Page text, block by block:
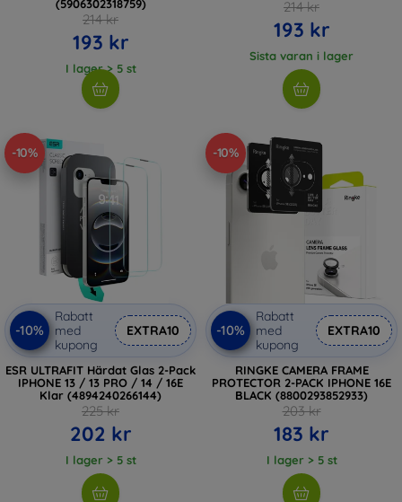
(5906302318759)
214 kr
193 kr
I lager > 5 st
214 kr
193 kr
Sista varan i lager
-10%
-10%
Rabatt
med
kupong
EXTRA10
ESR ULTRAFIT Härdat Glas 2-Pack
IPHONE 13 / 13 PRO / 14 / 16E
Klar (4894240266144)
225 kr
202 kr
I lager > 5 st
-10%
-10%
Rabatt
med
kupong
EXTRA10
RINGKE CAMERA FRAME
PROTECTOR 2-PACK IPHONE 16E
BLACK (8800293852933)
203 kr
183 kr
I lager > 5 st